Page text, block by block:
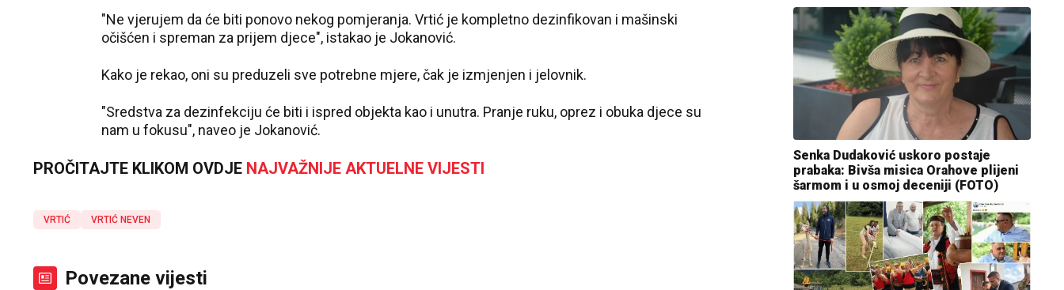
"Ne vjerujem da će biti ponovo nekog pomjeranja. Vrtić je kompletno dezinfikovan i mašinski
očišćen i spreman za prijem djece", istakao je Јokanović.
Kako je rekao, oni su preduzeli sve potrebne mjere, čak je izmjenjen i jelovnik.
"Sredstva za dezinfekciju će biti i ispred objekta kao i unutra. Pranje ruku, oprez i obuka djece su
nam u fokusu", naveo je Јokanović.
PROČITAJTE KLIKOM OVDJE NAJVAŽNIJE AKTUELNE VIJESTI
VRTIĆ VRTIĆ NEVEN
Povezane vijesti
Senka Dudaković uskoro postaje
prabaka: Bivša misica Orahove plijeni
šarmom i u osmoj deceniji (FOTO)